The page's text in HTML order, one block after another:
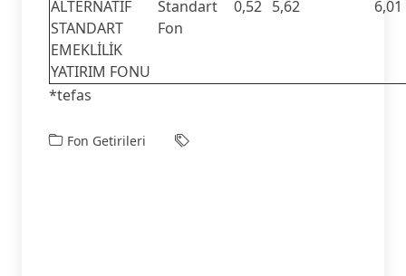
ALTERNATİF
STANDART
EMEKLİLİK
YATIRIM FONU
Standart
Fon
0,52 5,62 6,01
*tefas
Fon Getirileri